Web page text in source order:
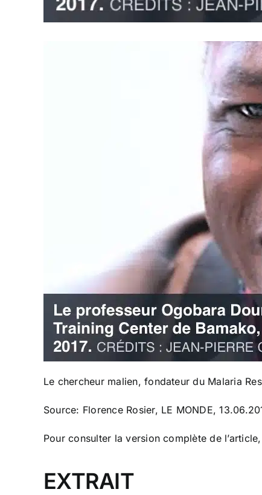
Le chercheur malien, fondateur du Malaria
Source: Florence Rosier, LE MONDE,
Pour consulter la version complète de
EXTRAIT